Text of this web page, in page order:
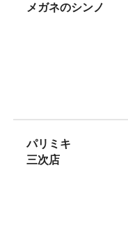
メガネのシンノ
パリミキ
三次店